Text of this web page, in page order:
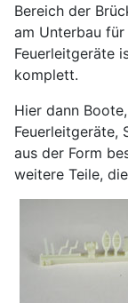
Bereich der
am Unterbau
Feuerleitgeräte
komplett.
Hier dann
Feuerleitgeräte,
aus der Form
weitere Teile,